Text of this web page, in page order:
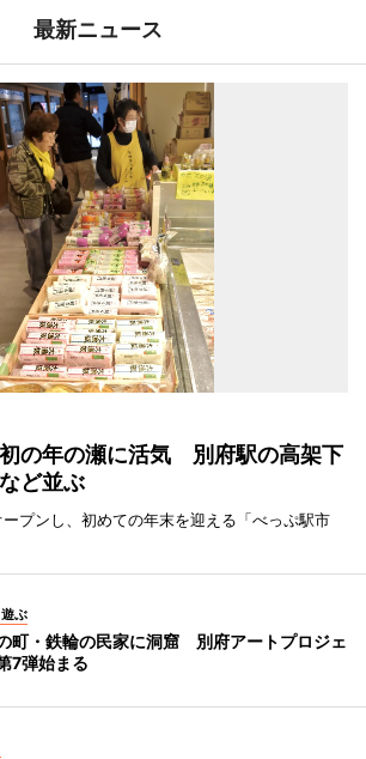
最新ニュース
の年の瀬に活気 別府駅の高架下
ど並ぶ
プンし、初めての年末を迎える「べっぷ駅市
ぶ
町・鉄輪の民家に洞窟 別府アートプロジェ
7弾始まる